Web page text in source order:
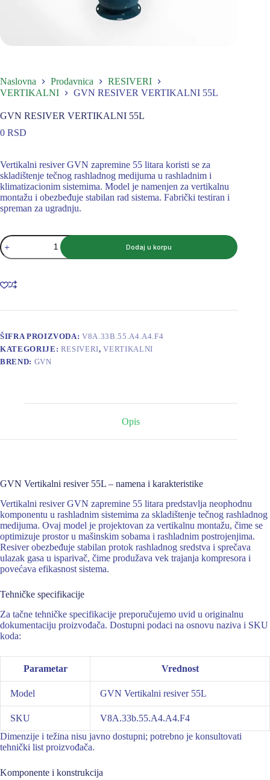
Naslovna Prodavnica
RESIVERI
VERTIKALNI
GVN RESIVER VERTIKALNI 55L
GVN RESIVER VERTIKALNI 55L
0 RSD
Vertikalni resiver GVN zapremine 55 litara koristi se za
skladištenje tečnog rashladnog medijuma u rashladnim i
klimatizacionim sistemima. Model je namenjen za vertikalnu
montažu i obezbeđuje stabilan rad sistema. Fabrički testiran i
spreman za ugradnju.
GVN
RESIVER
VERTIKALNI
količina
Dodaj u korpu
ŠIFRA PROIZVODA:V8A.33B.55.A4.A4.F4
KATEGORIJE: RESIVERI,VERTIKALNI
BREND: GVN
Opis
GVN Vertikalni resiver 55L – namena i karakteristike
Vertikalni resiver GVN zapremine 55 litara predstavlja neophodnu
komponentu u rashladnim sistemima za skladištenje tečnog rashladnog
medijuma. Ovaj model je projektovan za vertikalnu montažu, čime se
optimizuje prostor u mašinskim sobama i rashladnim postrojenjima.
Resiver obezbeđuje stabilan protok rashladnog sredstva i sprečava
ulazak gasa u isparivač, čime produžava vek trajanja kompresora i
povećava efikasnost sistema.
Tehničke specifikacije
Za tačne tehničke specifikacije preporučujemo uvid u originalnu
dokumentaciju proizvođača. Dostupni podaci na osnovu naziva i SKU
koda:
Parametar Vrednost
Model GVN Vertikalni resiver 55L
SKU
V8A.33b.55.A4.A4.F4
Dimenzije i težina nisu javno dostupni; potrebno je konsultovati
tehnički list proizvođača.
Komponente i konstrukcija